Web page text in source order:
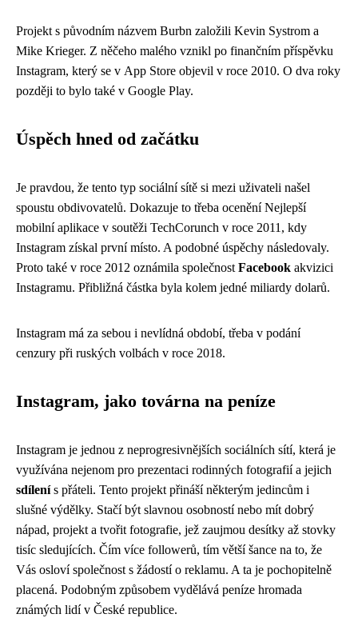
Projekt s původním názvem Burbn založili Kevin Systrom a
Mike Krieger. Z něčeho malého vznikl po finančním příspěvku
Instagram, který se v App Store objevil v roce 2010. O dva roky
později to bylo také v Google Play.
Úspěch hned od začátku
Je pravdou, že tento typ sociální sítě si mezi uživateli našel
spoustu obdivovatelů. Dokazuje to třeba ocenění Nejlepší
mobilní aplikace v soutěži TechCorunch v roce 2011, kdy
Instagram získal první místo. A podobné úspěchy následovaly.
Proto také v roce 2012 oznámila společnost Facebook akvizici
Instagramu. Přibližná částka byla kolem jedné miliardy dolarů.
Instagram má za sebou i nevlídná období, třeba v podání
cenzury při ruských volbách v roce 2018.
Instagram, jako továrna na peníze
Instagram je jednou z neprogresivnějších sociálních sítí, která je
využívána nejenom pro prezentaci rodinných fotografií a jejich
sdílenís přáteli. Tento projekt přináší některým jedincům i
slušné výdělky. Stačí být slavnou osobností nebo mít dobrý
nápad, projekt a tvořit fotografie, jež zaujmou desítky až stovky
tisíc sledujících. Čím více followerů, tím větší šance na to, že
Vás osloví společnost s žádostí o reklamu. A ta je pochopitelně
placená. Podobným způsobem vydělává peníze hromada
známých lidí v České republice.